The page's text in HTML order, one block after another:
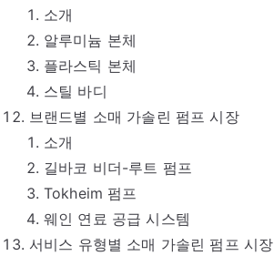
소개
알루미늄 본체
플라스틱 본체
스틸 바디
브랜드별 소매 가솔린 펌프 시장
소개
길바코 비더-루트 펌프
Tokheim 펌프
웨인 연료 공급 시스템
서비스 유형별 소매 가솔린 펌프 시장